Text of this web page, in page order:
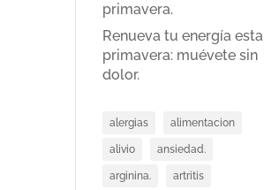
primavera.
Renueva tu energía esta
primavera: muévete sin
dolor.
alergias alimentacion
alivio ansiedad.
arginina. artritis